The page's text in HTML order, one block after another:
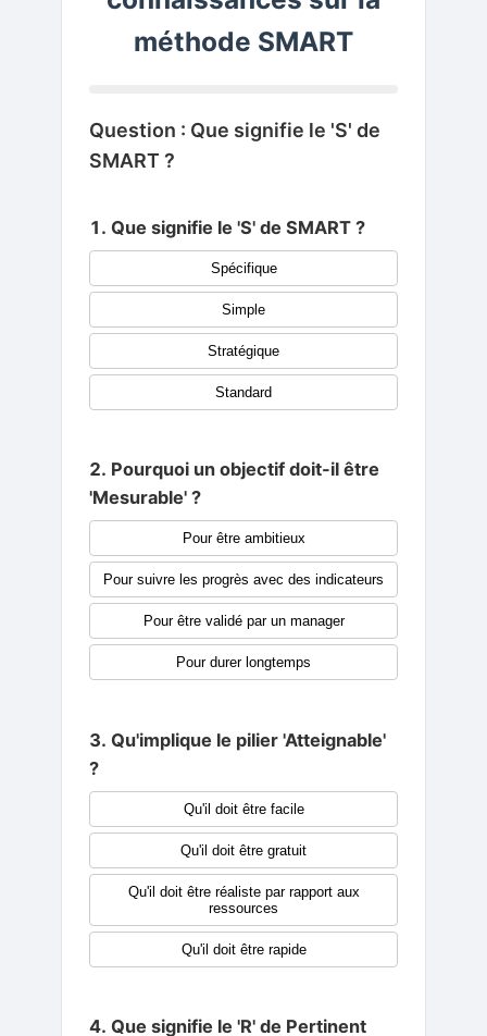
méthode SMART
Question : Que signifie le 'S' de
SMART ?
1. Que signifie le 'S' de SMART ?
Spécifique
Simple
Stratégique
Standard
2. Pourquoi un objectif doit-il être
'Mesurable' ?
Pour être ambitieux
Pour suivre les progrès avec des indicateurs
Pour être validé par un manager
Pour durer longtemps
3. Qu'implique le pilier 'Atteignable'
?
Qu'il doit être facile
Qu'il doit être gratuit
Qu'il doit être réaliste par rapport aux
ressources
Qu'il doit être rapide
4. Que signifie le 'R' de Pertinent